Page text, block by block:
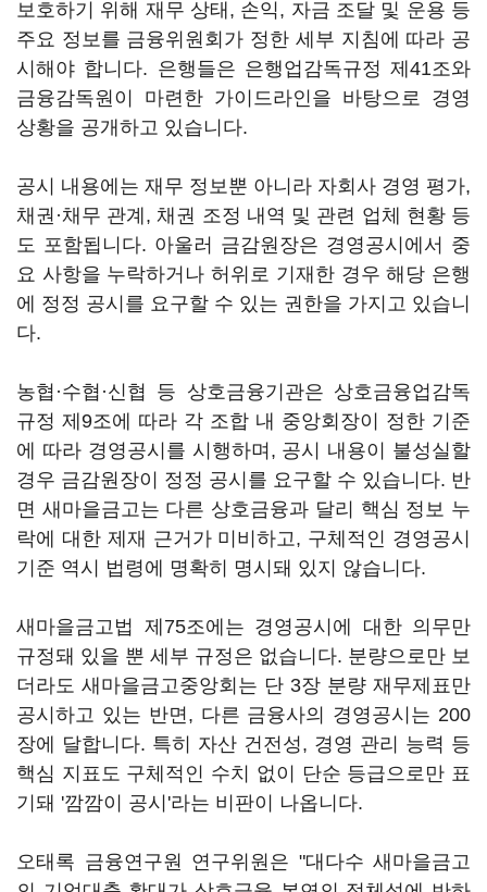
보호하기 위해 재무 상태, 손익, 자금 조달 및 운용 등
주요 정보를 금융위원회가 정한 세부 지침에 따라 공
시해야 합니다. 은행들은 은행업감독규정 제41조와
금융감독원이 마련한 가이드라인을 바탕으로 경영
상황을 공개하고 있습니다.
공시 내용에는 재무 정보뿐 아니라 자회사 경영 평가,
채권·채무 관계, 채권 조정 내역 및 관련 업체 현황 등
도 포함됩니다. 아울러 금감원장은 경영공시에서 중
요 사항을 누락하거나 허위로 기재한 경우 해당 은행
에 정정 공시를 요구할 수 있는 권한을 가지고 있습니
다.
농협·수협·신협 등 상호금융기관은 상호금융업감독
규정 제9조에 따라 각 조합 내 중앙회장이 정한 기준
에 따라 경영공시를 시행하며, 공시 내용이 불성실할
경우 금감원장이 정정 공시를 요구할 수 있습니다. 반
면 새마을금고는 다른 상호금융과 달리 핵심 정보 누
락에 대한 제재 근거가 미비하고, 구체적인 경영공시
기준 역시 법령에 명확히 명시돼 있지 않습니다.
새마을금고법 제75조에는 경영공시에 대한 의무만
규정돼 있을 뿐 세부 규정은 없습니다. 분량으로만 보
더라도 새마을금고중앙회는 단 3장 분량 재무제표만
공시하고 있는 반면, 다른 금융사의 경영공시는 200
장에 달합니다. 특히 자산 건전성, 경영 관리 능력 등
핵심 지표도 구체적인 수치 없이 단순 등급으로만 표
기돼 '깜깜이 공시'라는 비판이 나옵니다.
오태록 금융연구원 연구위원은 "대다수 새마을금고